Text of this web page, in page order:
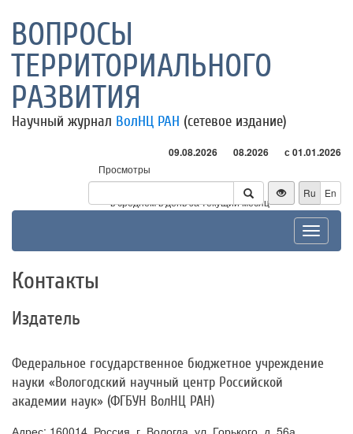
ВОПРОСЫ
ТЕРРИТОРИАЛЬНОГО
РАЗВИТИЯ
Научный журнал ВолНЦ РАН (сетевое издание)
09.08.2026 08.2026 с 01.01.2026
Просмотры
Посетители
* - в среднем в день за текущий месяц
Ru En
Toggle
Контакты
Издатель
Федеральное государственное бюджетное учреждение
науки «Вологодский научный центр Российской
академии наук» (ФГБУН ВолНЦ РАН)
Адрес: 160014, Россия, г. Вологда, ул. Горького, д. 56а